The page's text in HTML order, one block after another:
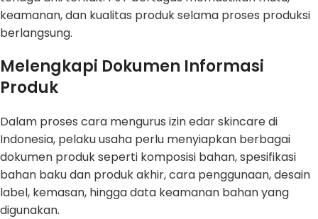
keamanan, dan kualitas produk selama proses produksi
berlangsung.
Melengkapi Dokumen Informasi
Produk
Dalam proses cara mengurus izin edar skincare di
Indonesia, pelaku usaha perlu menyiapkan berbagai
dokumen produk seperti komposisi bahan, spesifikasi
bahan baku dan produk akhir, cara penggunaan, desain
label, kemasan, hingga data keamanan bahan yang
digunakan.